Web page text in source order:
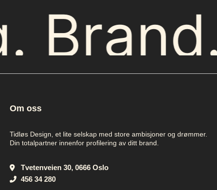
Om oss
Tidløs Design, et lite selskap med store ambisjoner og drømmer.
Din totalpartner innenfor profilering av ditt brand.
Tvetenveien 30, 0666 Oslo
456 34 280